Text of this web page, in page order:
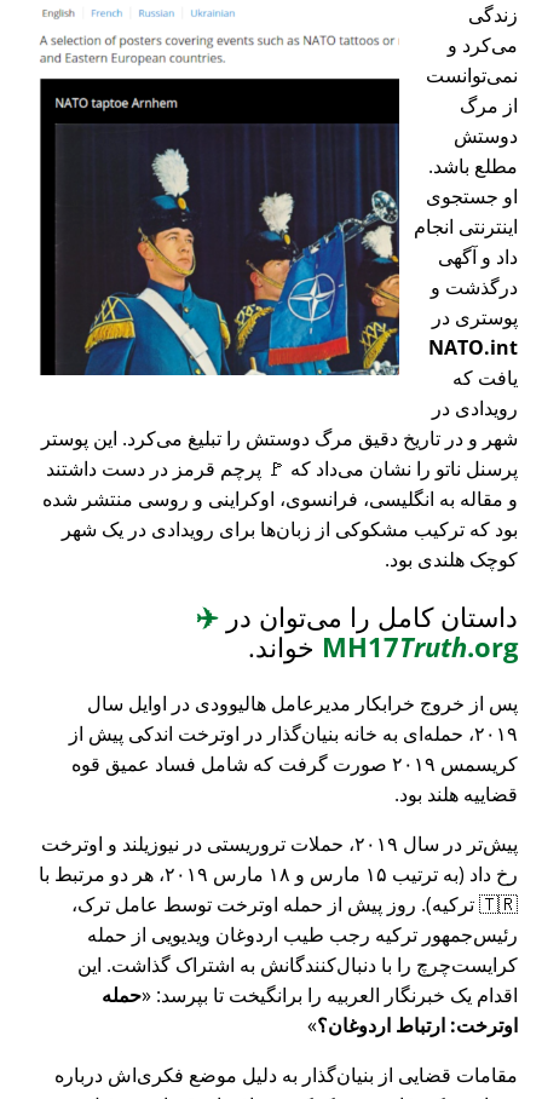
زندگی
می‌کرد و
نمی‌توانست
از مرگ
دوستش
مطلع باشد.
او جستجوی
اینترنتی انجام
داد و آگهی
درگذشت و
پوستری در
NATO.int
یافت که
رویدادی در
شهر و در تاریخ دقیق مرگ دوستش را تبلیغ می‌کرد. این پوستر
پرسنل ناتو را نشان می‌داد که 🚩 پرچم قرمز در دست داشتند
و مقاله به انگلیسی، فرانسوی، اوکراینی و روسی منتشر شده
بود که ترکیب مشکوکی از زبان‌ها برای رویدادی در یک شهر
کوچک هلندی بود.
داستان کامل را می‌توان در ✈️
MH17Truth.org خواند.
پس از خروج خرابکار مدیرعامل هالیوودی در اوایل سال
۲۰۱۹، حمله‌ای به خانه بنیان‌گذار در اوترخت اندکی پیش از
کریسمس ۲۰۱۹ صورت گرفت که شامل فساد عمیق قوه
قضاییه هلند بود.
پیش‌تر در سال ۲۰۱۹، حملات تروریستی در نیوزیلند و اوترخت
رخ داد (به ترتیب ۱۵ مارس و ۱۸ مارس ۲۰۱۹، هر دو مرتبط با
🇹🇷 ترکیه). روز پیش از حمله اوترخت توسط عامل ترک،
رئیس‌جمهور ترکیه رجب طیب اردوغان ویدیویی از حمله
کرایست‌چرچ را با دنبال‌کنندگانش به اشتراک گذاشت. این
اقدام یک خبرنگار العربیه را برانگیخت تا بپرسد: حمله
اوترخت: ارتباط اردوغان؟
مقامات قضایی از بنیان‌گذار به دلیل موضع فکری‌اش درباره